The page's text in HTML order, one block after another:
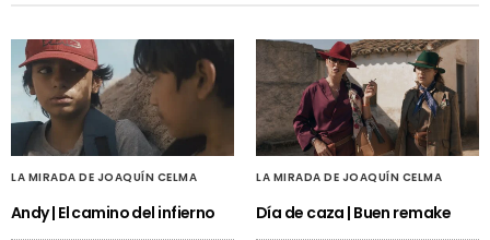
LA MIRADA DE JOAQUÍN CELMA
Andy | El camino del infierno
LA MIRADA DE JOAQUÍN CELMA
Día de caza | Buen remake